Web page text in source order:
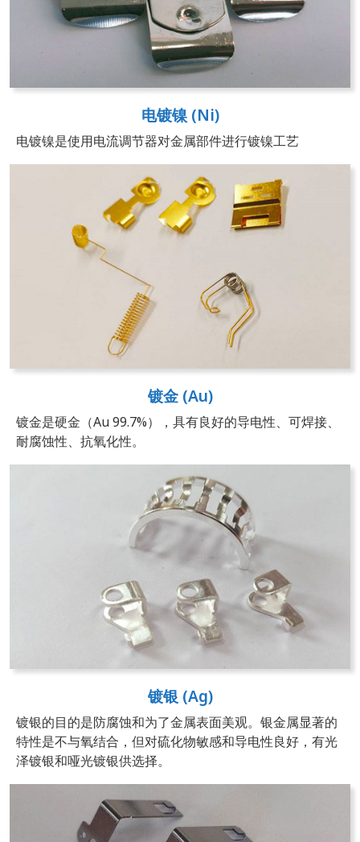
电镀镍 (Ni)
电镀镍是使用电流调节器对金属部件进行镀镍工艺
镀金 (Au)
镀金是硬金（Au 99.7%），具有良好的导电性、可焊接、
耐腐蚀性、抗氧化性。
镀银 (Ag)
镀银的目的是防腐蚀和为了金属表面美观。银金属显著的
特性是不与氧结合，但对硫化物敏感和导电性良好，有光
泽镀银和哑光镀银供选择。